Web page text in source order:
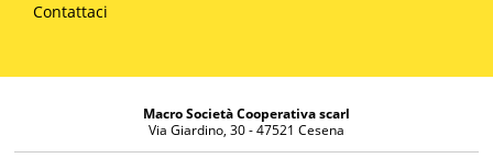
Contattaci
Macro Società Cooperativa scarl
Via Giardino, 30 - 47521 Cesena